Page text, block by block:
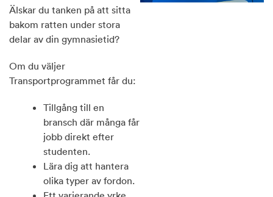
Älskar du tanken på att sitta
bakom ratten under stora
delar av din gymnasietid?
Om du väljer
Transportprogrammet får du:
Tillgång till en
bransch där många får
jobb direkt efter
studenten.
Lära dig att hantera
olika typer av fordon.